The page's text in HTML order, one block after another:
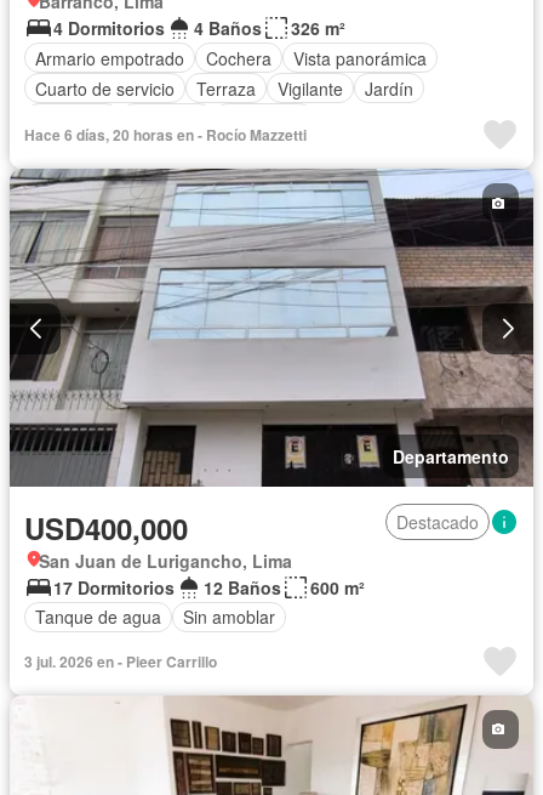
4 Dormitorios
4 Baños
326 m²
Armario empotrado
Cochera
Vista panorámica
Cuarto de servicio
Terraza Vigilante
Jardín
Hace 6 días, 20 horas en - Rocío Mazzetti
Departamento
USD400,000
Destacado
San Juan de Lurigancho, Lima
17 Dormitorios
12 Baños
600 m²
Tanque de agua
Sin amoblar
3 jul. 2026 en - Pieer Carrillo